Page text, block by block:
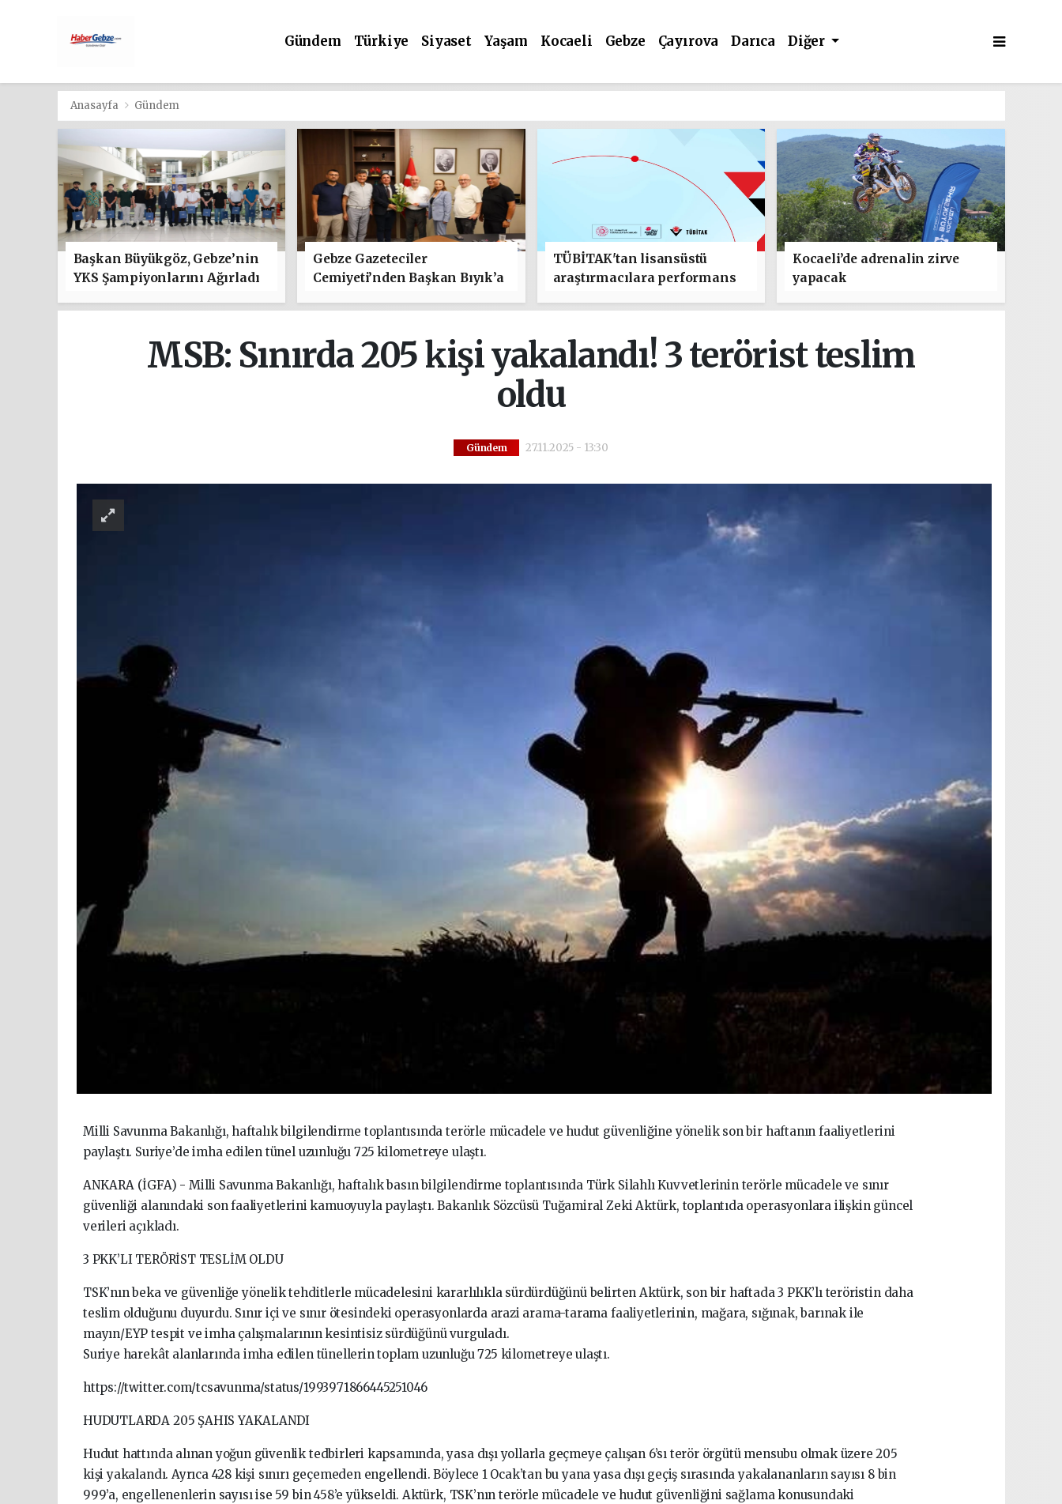
Gündem Türkiye Siyaset Yaşam Kocaeli Gebze Çayırova Darıca Diğer
Anasayfa Gündem
Başkan Büyükgöz, Gebze’nin
YKS Şampiyonlarını Ağırladı
Gebze Gazeteciler
Cemiyeti’nden Başkan Bıyık’a
TÜBİTAK'tan lisansüstü
araştırmacılara performans
Kocaeli’de adrenalin zirve
yapacak
MSB: Sınırda 205 kişi yakalandı! 3 terörist teslim
oldu
Gündem 27.11.2025 - 13:30
Milli Savunma Bakanlığı, haftalık bilgilendirme toplantısında terörle mücadele ve hudut güvenliğine yönelik son bir haftanın faaliyetlerini
paylaştı. Suriye’de imha edilen tünel uzunluğu 725 kilometreye ulaştı.
ANKARA (İGFA) - Milli Savunma Bakanlığı, haftalık basın bilgilendirme toplantısında Türk Silahlı Kuvvetlerinin terörle mücadele ve sınır
güvenliği alanındaki son faaliyetlerini kamuoyuyla paylaştı. Bakanlık Sözcüsü Tuğamiral Zeki Aktürk, toplantıda operasyonlara ilişkin güncel
verileri açıkladı.
3 PKK’LI TERÖRİST TESLİM OLDU
TSK’nın beka ve güvenliğe yönelik tehditlerle mücadelesini kararlılıkla sürdürdüğünü belirten Aktürk, son bir haftada 3 PKK’lı teröristin daha
teslim olduğunu duyurdu. Sınır içi ve sınır ötesindeki operasyonlarda arazi arama-tarama faaliyetlerinin, mağara, sığınak, barınak ile
mayın/EYP tespit ve imha çalışmalarının kesintisiz sürdüğünü vurguladı.
Suriye harekât alanlarında imha edilen tünellerin toplam uzunluğu 725 kilometreye ulaştı.
https://twitter.com/tcsavunma/status/1993971866445251046
HUDUTLARDA 205 ŞAHIS YAKALANDI
Hudut hattında alınan yoğun güvenlik tedbirleri kapsamında, yasa dışı yollarla geçmeye çalışan 6’sı terör örgütü mensubu olmak üzere 205
kişi yakalandı. Ayrıca 428 kişi sınırı geçemeden engellendi. Böylece 1 Ocak’tan bu yana yasa dışı geçiş sırasında yakalananların sayısı 8 bin
999’a, engellenenlerin sayısı ise 59 bin 458’e yükseldi. Aktürk, TSK’nın terörle mücadele ve hudut güvenliğini sağlama konusundaki